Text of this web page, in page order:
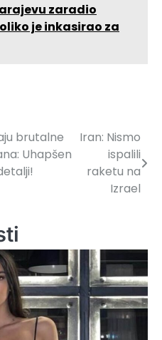
zaradio
je inkasirao za
brutalne
Uhapšen
Iran: Nismo
ispalili
raketu na
Izrael